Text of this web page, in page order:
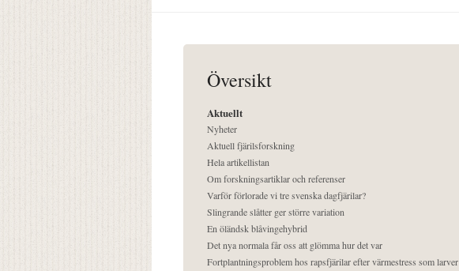
Översikt
Aktuellt
Nyheter
Aktuell fjärilsforskning
Hela artikellistan
Om forskningsartiklar och referenser
Varför förlorade vi tre svenska dagfjärilar?
Slingrande slåtter ger större variation
En öländsk blåvingehybrid
Det nya normala får oss att glömma hur det var
Fortplantningsproblem hos rapsfjärilar efter värmestress som larver